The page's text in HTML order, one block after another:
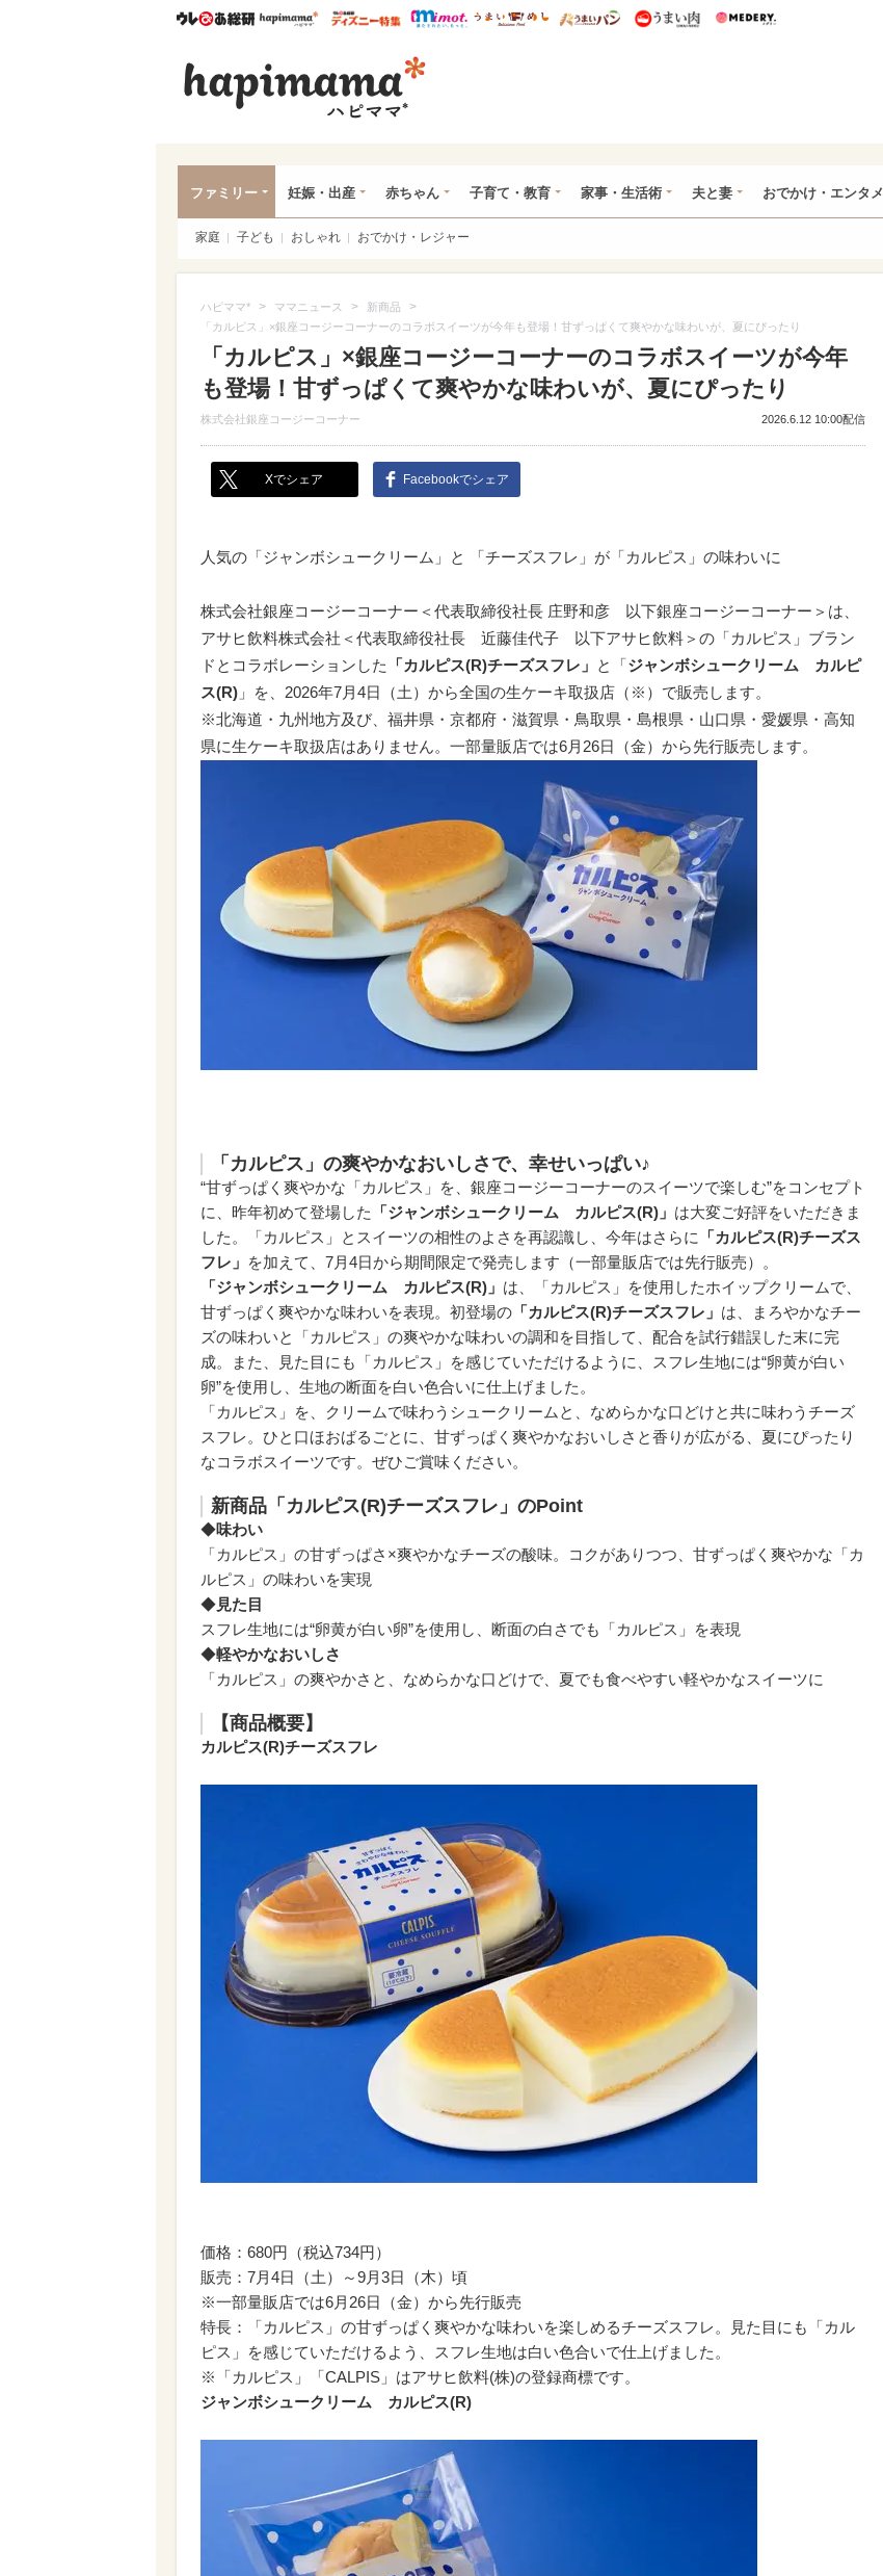
ウレぴあ総研ハピママ* ウレぴあ総研 ディズニー特集
mimot. うまいめし うまいパン うまい肉
ファミリー 妊娠・出産 赤ちゃん 子育て・教育 家事・生活術 夫と妻 おでかけ・エンタメ
家庭 子ども おしゃれ おでかけ・レジャー
ハピママ* > ママニュース > 新商品 >
「カルピス」×銀座コージーコーナーのコラボスイーツが今年も登場！甘ずっぱくて爽やかな味わいが、夏にぴったり
「カルピス」×銀座コージーコーナーのコラボスイーツが今年
も登場！甘ずっぱくて爽やかな味わいが、夏にぴったり
株式会社銀座コージーコーナー 2026.6.12 10:00配信
Xでシェア Facebookでシェア
人気の「ジャンボシュークリーム」と 「チーズスフレ」が「カルピス」の味わいに
株式会社銀座コージーコーナー＜代表取締役社長 庄野和彦 以下銀座コージーコーナー＞は、
アサヒ飲料株式会社＜代表取締役社長 近藤佳代子 以下アサヒ飲料＞の「カルピス」ブラン
ドとコラボレーションした
「カルピス(R)チーズスフレ」 と「ジャンボシュークリーム カルピ
ス(R) 」を、2026年7月4日（土）から全国の生ケーキ取扱店（※）で販売します。
※北海道・九州地方及び、福井県・京都府・滋賀県・鳥取県・島根県・山口県・愛媛県・高知
県に生ケーキ取扱店はありません。一部量販店では6月26日（金）から先行販売します。
「カルピス」の爽やかなおいしさで、幸せいっぱい♪
“甘ずっぱく爽やかな「カルピス」を、銀座コージーコーナーのスイーツで楽しむ”をコンセプト
に、昨年初めて登場した
「ジャンボシュークリーム カルピス(R)」 は大変ご好評をいただきま
した。「カルピス」とスイーツの相性のよさを再認識し、今年はさらに
「カルピス(R)チーズス
フレ」 を加えて、7月4日から期間限定で発売します（一部量販店では先行販売）。
「ジャンボシュークリーム カルピス(R)」 は、「カルピス」を使用したホイップクリームで、
甘ずっぱく爽やかな味わいを表現。初登場の 「カルピス(R)チーズスフレ」 は、まろやかなチー
ズの味わいと「カルピス」の爽やかな味わいの調和を目指して、配合を試行錯誤した末に完
成。また、見た目にも「カルピス」を感じていただけるように、スフレ生地には“卵黄が白い
卵”を使用し、生地の断面を白い色合いに仕上げました。
「カルピス」を、クリームで味わうシュークリームと、なめらかな口どけと共に味わうチーズ
スフレ。ひと口ほおばるごとに、甘ずっぱく爽やかなおいしさと香りが広がる、夏にぴったり
なコラボスイーツです。ぜひご賞味ください。
新商品「カルピス(R)チーズスフレ」のPoint
◆味わい
「カルピス」の甘ずっぱさ×爽やかなチーズの酸味。コクがありつつ、甘ずっぱく爽やかな「カ
ルピス」の味わいを実現
◆見た目
スフレ生地には“卵黄が白い卵”を使用し、断面の白さでも「カルピス」を表現
◆軽やかなおいしさ
「カルピス」の爽やかさと、なめらかな口どけで、夏でも食べやすい軽やかなスイーツに
【商品概要】
カルピス(R)チーズスフレ
価格：680円（税込734円）
販売：7月4日（土）～9月3日（木）頃
※一部量販店では6月26日（金）から先行販売
特長：「カルピス」の甘ずっぱく爽やかな味わいを楽しめるチーズスフレ。見た目にも「カル
ピス」を感じていただけるよう、スフレ生地は白い色合いで仕上げました。
※「カルピス」「CALPIS」はアサヒ飲料(株)の登録商標です。
ジャンボシュークリーム カルピス(R)